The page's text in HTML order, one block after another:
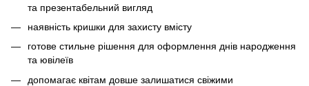
та презентабельний вигляд
наявність кришки для захисту вмісту
готове стильне рішення для оформлення днів народження
та ювілеїв
допомагає квітам довше залишатися свіжими